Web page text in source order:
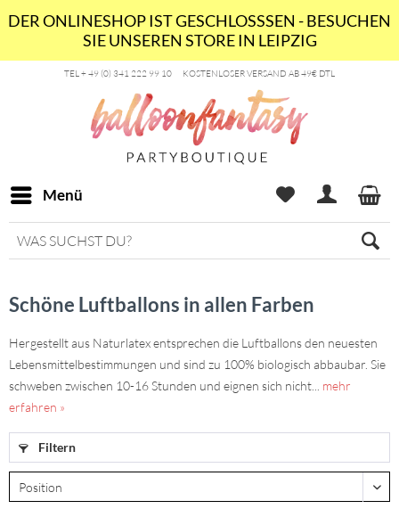
DER ONLINESHOP IST GESCHLOSSSEN - BESUCHEN
SIE UNSEREN STORE IN LEIPZIG
TEL + 49 (0) 341 222 99 10 KOSTENLOSER VERSAND AB 49€ DTL
Menü
Schöne Luftballons in allen Farben
Hergestellt aus Naturlatex entsprechen die Luftballons den neuesten
Lebensmittelbestimmungen und sind zu 100% biologisch abbaubar. Sie
schweben zwischen 10-16 Stunden und eignen sich nicht... mehr
erfahren »
Filtern